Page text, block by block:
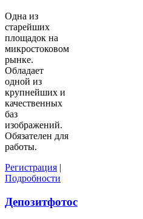
Одна из
старейших
площадок на
микростоковом
рынке.
Обладает
одной из
крупнейших и
качественных
баз
изображений.
Обязателен для
работы.
Регистрация |
Подробности
Депозитфотос